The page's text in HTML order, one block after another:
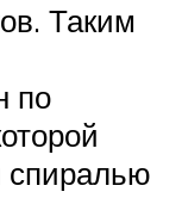
Таким
по
спиралью